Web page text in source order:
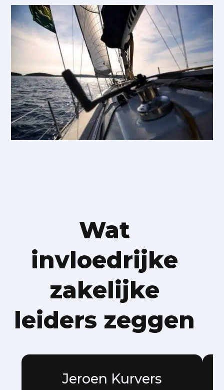
Wat
invloedrijke
zakelijke
leiders zeggen
Jeroen Kurvers